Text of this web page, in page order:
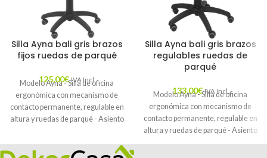
Silla Ayna bali gris brazos
fijos ruedas de parqué
125,00€ IVA Incl.
Modelo Ayna - Silla de oficina
ergonómica con mecanismo de
contacto permanente, regulable en
altura y ruedas de parqué - Asiento
color gris (BRAZOS FIJOS
INCLUIDOS)
Silla Ayna bali gris brazos
regulables ruedas de
parqué
133,00€ IVA Incl.
Modelo Ayna - Silla de oficina
ergonómica con mecanismo de
contacto permanente, regulable en
altura y ruedas de parqué - Asiento
y respaldo tapizados en tejido BALI